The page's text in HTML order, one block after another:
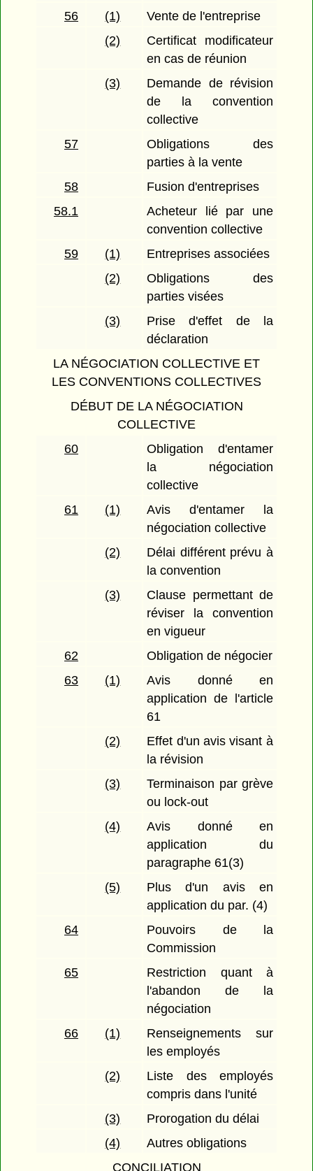
56
(1)
Vente de l'entreprise
(2)
Certificat modificateur
en cas de réunion
(3)
Demande de révision
de la convention
collective
57
Obligations des
parties à la vente
58
Fusion d'entreprises
58.1
Acheteur lié par une
convention collective
59
(1)
Entreprises associées
(2)
Obligations des
parties visées
(3)
Prise d'effet de la
déclaration
LA NÉGOCIATION COLLECTIVE ET
LES CONVENTIONS COLLECTIVES
DÉBUT DE LA NÉGOCIATION
COLLECTIVE
60
Obligation d'entamer
la négociation
collective
61
(1)
Avis d'entamer la
négociation collective
(2)
Délai différent prévu à
la convention
(3)
Clause permettant de
réviser la convention
en vigueur
62
Obligation de négocier
63
(1)
Avis donné en
application de l'article
61
(2)
Effet d'un avis visant à
la révision
(3)
Terminaison par grève
ou lock-out
(4)
Avis donné en
application du
paragraphe 61(3)
(5)
Plus d'un avis en
application du par. (4)
64
Pouvoirs de la
Commission
65
Restriction quant à
l'abandon de la
négociation
66
(1)
Renseignements sur
les employés
(2)
Liste des employés
compris dans l'unité
(3)
Prorogation du délai
(4)
Autres obligations
CONCILIATION